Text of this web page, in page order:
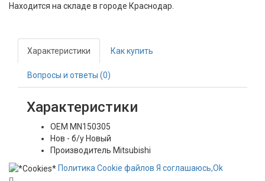
Находится на складе в городе Краснодар
Характеристики Как купить
Вопросы и ответы (0)
Характеристики
OEM MN150305
Нов - б/у Новый
Производитель Mitsubishi
Политика Сookie файлов Я соглашаюсь,Ok